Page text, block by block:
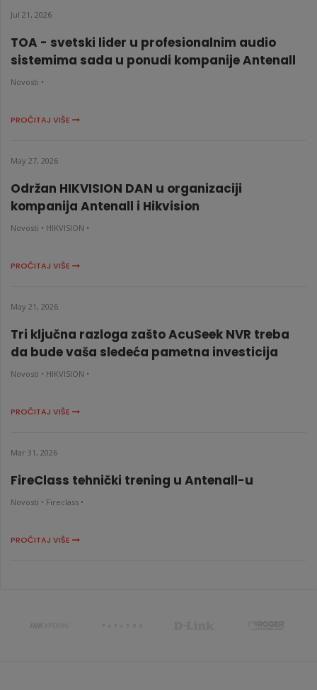
Jul 21, 2026
TOA - svetski lider u profesionalnim audio
sistemima sada u ponudi kompanije Antenall
Novosti •
PROČITAJ VIŠE
May 27, 2026
Održan HIKVISION DAN u organizaciji
kompanija Antenall i Hikvision
Novosti • HIKVISION •
PROČITAJ VIŠE
May 21, 2026
Tri ključna razloga zašto AcuSeek NVR treba
da bude vaša sledeća pametna investicija
Novosti • HIKVISION •
PROČITAJ VIŠE
Mar 31, 2026
FireClass tehnički trening u Antenall-u
Novosti • Fireclass •
PROČITAJ VIŠE